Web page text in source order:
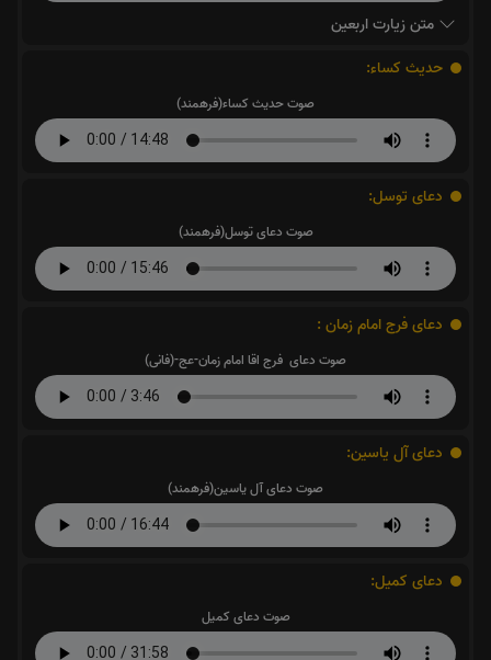
متن زیارت اربعین
حدیث کساء:
صوت حدیث کساء(فرهمند)
دعای توسل:
صوت دعای توسل(فرهمند)
دعای فرج امام زمان :
صوت دعای فرج اقا امام زمان-عج-(فانی)
دعای آل یاسین:
صوت دعای آل یاسین(فرهمند)
دعای کمیل:
صوت دعای کمیل